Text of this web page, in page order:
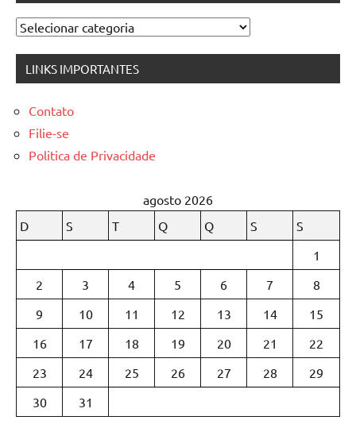
Categorias
LINKS IMPORTANTES
Contato
Filie-se
Politica de Privacidade
agosto 2026
D
S T Q Q S
S
1
2
3 4 5 6 7
8
9
10 11 12 13 14
15
16
17 18 19 20 21
22
23
24 25 26 27 28
29
30
31